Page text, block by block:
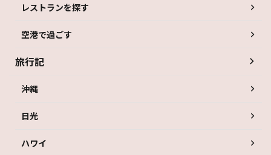
レストランを探す
空港で過ごす
旅行記
沖縄
日光
ハワイ